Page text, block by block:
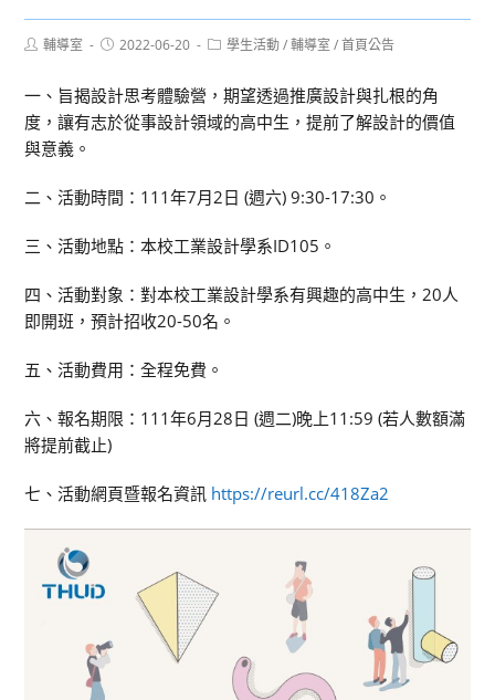
Post輔導室
Post2022-06-20
Post學生活動 / 輔導室 / 首頁公告
一、旨揭設計思考體驗營，期望透過推廣設計與扎根的角
度，讓有志於從事設計領域的高中生，提前了解設計的價值
與意義。
二、活動時間：111年7月2日 (週六) 9:30-17:30。
三、活動地點：本校工業設計學系ID105。
四、活動對象：對本校工業設計學系有興趣的高中生，20人
即開班，預計招收20-50名。
五、活動費用：全程免費。
六、報名期限：111年6月28日 (週二)晚上11:59 (若人數額滿
將提前截止)
七、活動網頁暨報名資訊 https://reurl.cc/418Za2